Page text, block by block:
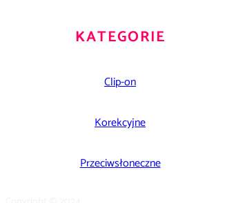
KATEGORIE
Clip-on
Korekcyjne
Przeciwsłoneczne